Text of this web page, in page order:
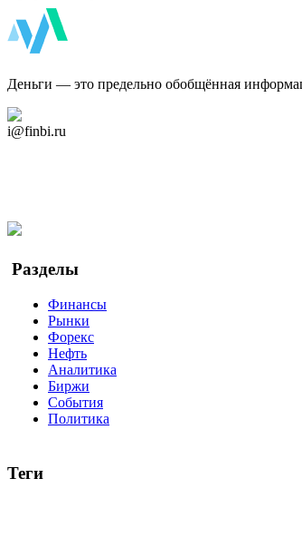
Деньги — это предельно обобщённая
i@finbi.ru
Разделы
Финансы
Рынки
Форекс
Нефть
Аналитика
Биржи
События
Политика
Теги